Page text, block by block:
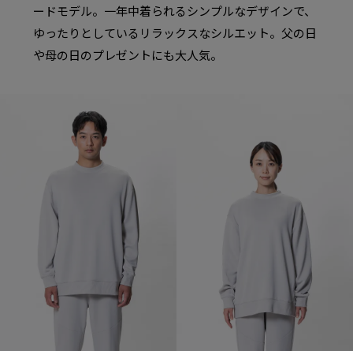
ードモデル。一年中着られるシンプルなデザインで、
ゆったりとしているリラックスなシルエット。父の日
や母の日のプレゼントにも大人気。